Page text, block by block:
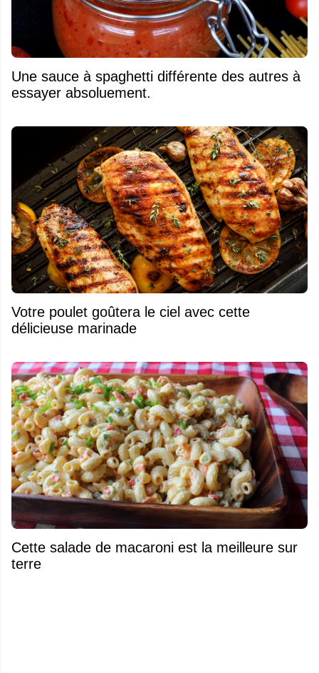
Une sauce à spaghetti différente des autres à
essayer absoluement.
Votre poulet goûtera le ciel avec cette
délicieuse marinade
Cette salade de macaroni est la meilleure sur
terre